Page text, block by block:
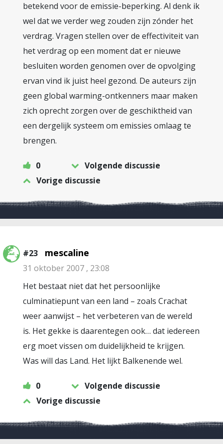
betekend voor de emissie-beperking. Al denk ik
wel dat we verder weg zouden zijn zónder het
verdrag. Vragen stellen over de effectiviteit van
het verdrag op een moment dat er nieuwe
besluiten worden genomen over de opvolging
ervan vind ik juist heel gezond. De auteurs zijn
geen global warming-ontkenners maar maken
zich oprecht zorgen over de geschiktheid van
een dergelijk systeem om emissies omlaag te
brengen.
0
Volgende discussie
Vorige discussie
#23 mescaline
31 oktober 2007 , 23:08
Het bestaat niet dat het persoonlijke
culminatiepunt van een land – zoals Crachat
weer aanwijst – het verbeteren van de wereld
is. Het gekke is daarentegen ook… dat iedereen
erg moet vissen om duidelijkheid te krijgen.
Was will das Land. Het lijkt Balkenende wel.
0
Volgende discussie
Vorige discussie